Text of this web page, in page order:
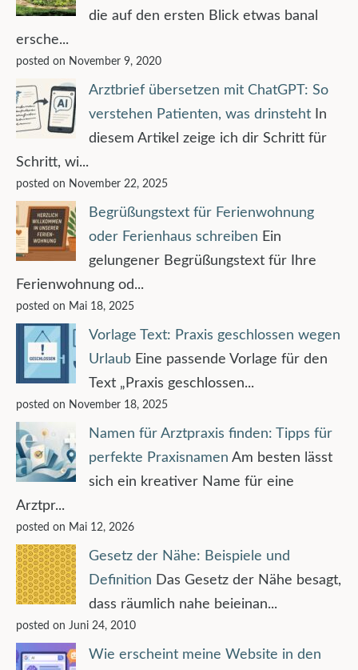
die auf den ersten Blick etwas banal
ersche...
posted on November 9, 2020
Arztbrief übersetzen mit ChatGPT: So
verstehen Patienten, was drinsteht
In
diesem Artikel zeige ich dir Schritt für
Schritt, wi...
posted on November 22, 2025
Begrüßungstext für Ferienwohnung
oder Ferienhaus schreiben Ein
gelungener Begrüßungstext für Ihre
Ferienwohnung od...
posted on Mai 18, 2025
Vorlage Text: Praxis geschlossen wegen
Urlaub Eine passende Vorlage für den
Text „Praxis geschlossen...
posted on November 18, 2025
Namen für Arztpraxis finden: Tipps für
perfekte Praxisnamen Am besten lässt
sich ein kreativer Name für eine
Arztpr...
posted on Mai 12, 2026
Gesetz der Nähe: Beispiele und
Definition Das Gesetz der Nähe besagt,
dass räumlich nahe beieinan...
posted on Juni 24, 2010
Wie erscheint meine Website in den